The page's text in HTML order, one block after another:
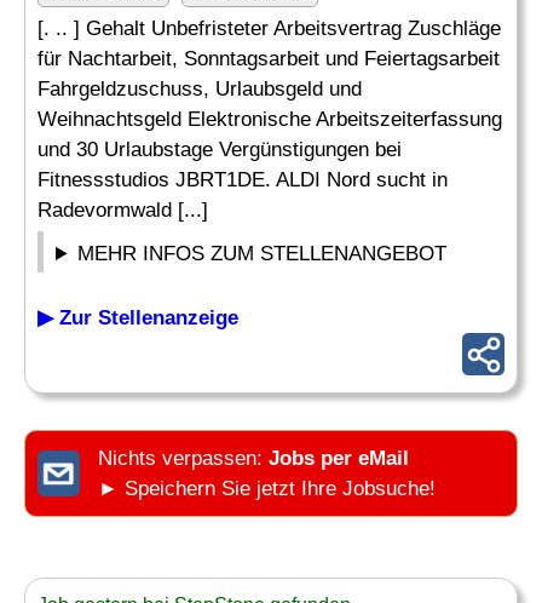
[. .. ] Gehalt Unbefristeter Arbeitsvertrag Zuschläge
für Nachtarbeit, Sonntagsarbeit und Feiertagsarbeit
Fahrgeldzuschuss, Urlaubsgeld und
Weihnachtsgeld Elektronische Arbeitszeiterfassung
und 30 Urlaubstage Vergünstigungen bei
Fitnessstudios JBRT1DE. ALDI Nord sucht in
Radevormwald [...]
MEHR INFOS ZUM STELLENANGEBOT
▶ Zur Stellenanzeige
Nichts verpassen: Jobs per eMail
► Speichern Sie jetzt Ihre Jobsuche!